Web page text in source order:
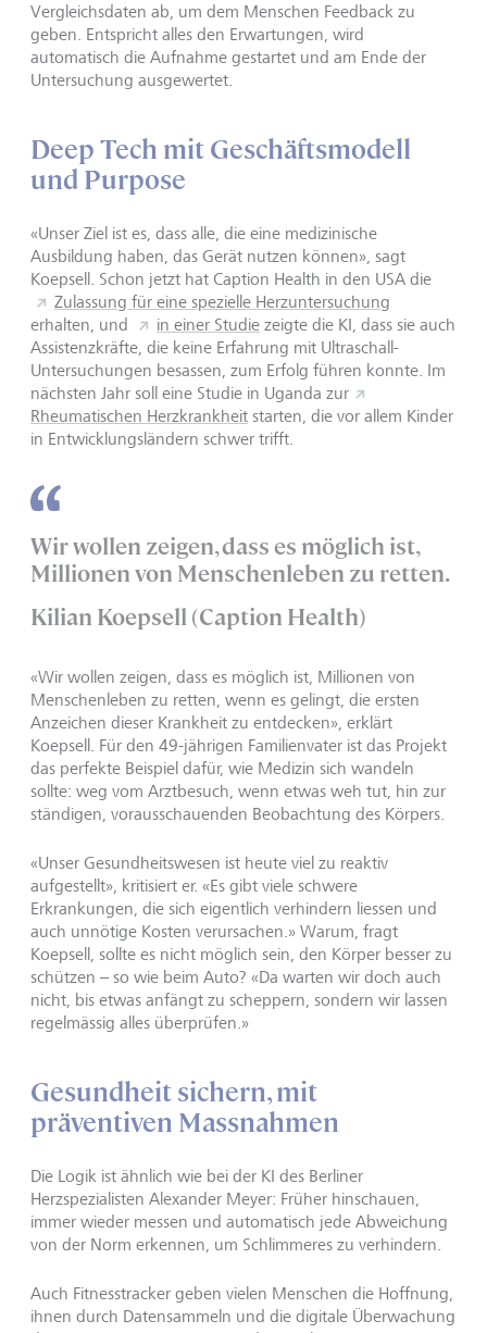
Vergleichsdaten ab, um dem Menschen Feedback zu
geben. Entspricht alles den Erwartungen, wird
automatisch die Aufnahme gestartet und am Ende der
Untersuchung ausgewertet.
Deep Tech mit Geschäftsmodell
und Purpose
«Unser Ziel ist es, dass alle, die eine medizinische
Ausbildung haben, das Gerät nutzen können», sagt
Koepsell. Schon jetzt hat Caption Health in den USA die
Zulassung für eine spezielle Herzuntersuchung
erhalten, und
in einer Studie zeigte die KI, dass sie auch
Assistenzkräfte, die keine Erfahrung mit Ultraschall-
Untersuchungen besassen, zum Erfolg führen konnte. Im
nächsten Jahr soll eine Studie in Uganda zur
Rheumatischen Herzkrankheit starten, die vor allem Kinder
in Entwicklungsländern schwer trifft.
Wir wollen zeigen, dass es möglich ist,
Millionen von Menschenleben zu retten.
Kilian Koepsell (Caption Health)
«Wir wollen zeigen, dass es möglich ist, Millionen von
Menschenleben zu retten, wenn es gelingt, die ersten
Anzeichen dieser Krankheit zu entdecken», erklärt
Koepsell. Für den 49-jährigen Familienvater ist das Projekt
das perfekte Beispiel dafür, wie Medizin sich wandeln
sollte: weg vom Arztbesuch, wenn etwas weh tut, hin zur
ständigen, vorausschauenden Beobachtung des Körpers.
«Unser Gesundheitswesen ist heute viel zu reaktiv
aufgestellt», kritisiert er. «Es gibt viele schwere
Erkrankungen, die sich eigentlich verhindern liessen und
auch unnötige Kosten verursachen.» Warum, fragt
Koepsell, sollte es nicht möglich sein, den Körper besser zu
schützen – so wie beim Auto? «Da warten wir doch auch
nicht, bis etwas anfängt zu scheppern, sondern wir lassen
regelmässig alles überprüfen.»
Gesundheit sichern, mit
präventiven Massnahmen
Die Logik ist ähnlich wie bei der KI des Berliner
Herzspezialisten Alexander Meyer: Früher hinschauen,
immer wieder messen und automatisch jede Abweichung
von der Norm erkennen, um Schlimmeres zu verhindern.
Auch Fitnesstracker geben vielen Menschen die Hoffnung,
ihnen durch Datensammeln und die digitale Überwachung